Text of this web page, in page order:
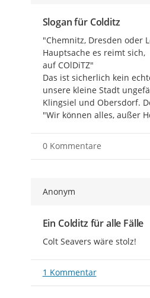
Slogan für Colditz
"Chemnitz, Dresden oder
Hauptsache es reimt sich,
auf COlDiTZ"
Das ist sicherlich kein
unsere kleine Stadt
Klingsiel und Obersdorf.
"Wir können alles, außer
0 Kommentare
Anonym
Ein Colditz für alle Fälle
Colt Seavers wäre stolz!
1 Kommentar